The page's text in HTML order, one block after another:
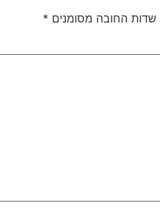
שדות החובה מסומנים *